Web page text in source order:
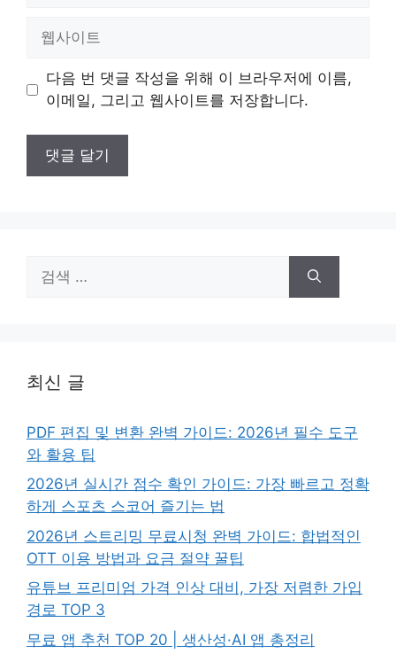
트
다음 번 댓글 작성을 위해 이 브라우저에 이름,
이메일, 그리고 웹사이트를 저장합니다.
색:
최신 글
PDF 편집 및 변환 완벽 가이드: 2026년 필수 도구
와 활용 팁
2026년 실시간 점수 확인 가이드: 가장 빠르고 정확
하게 스포츠 스코어 즐기는 법
2026년 스트리밍 무료시청 완벽 가이드: 합법적인
OTT 이용 방법과 요금 절약 꿀팁
유튜브 프리미엄 가격 인상 대비, 가장 저렴한 가입
경로 TOP 3
무료 앱 추천 TOP 20 | 생산성·AI 앱 총정리